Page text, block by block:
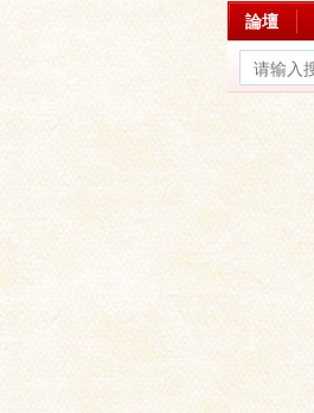
論壇